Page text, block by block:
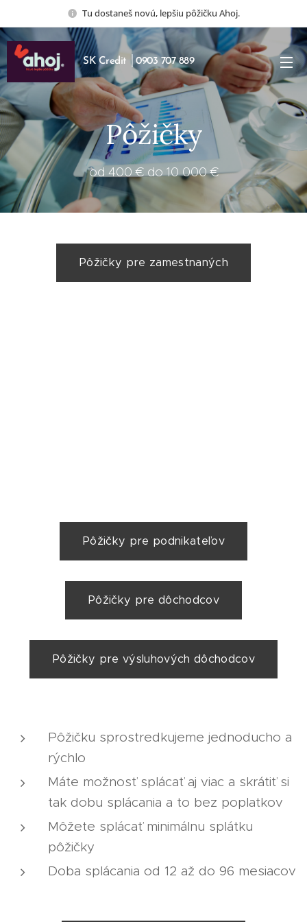
Tu dostaneš novú, lepšiu pôžičku Ahoj.
SK Credit │0903 707 889
Pôžičky
od 400 € do 10 000 €
Pôžičky pre zamestnaných
Pôžičky pre podnikateľov
Pôžičky pre dôchodcov
Pôžičky pre výsluhových dôchodcov
Pôžičku sprostredkujeme jednoducho a
rýchlo
Máte možnosť splácať aj viac a skrátiť si
tak dobu splácania a to bez poplatkov
Môžete splácať minimálnu splátku
pôžičky
Doba splácania od 12 až do 96 mesiacov